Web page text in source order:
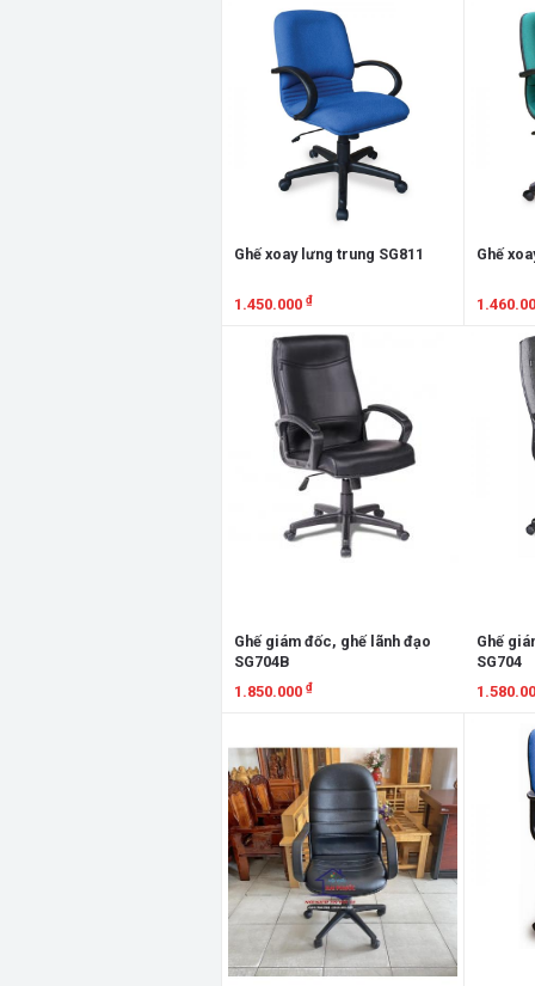
Xem chi tiết Xem
Ghế xoay lưng trung SG811
1.450.000 ₫
Xem chi tiết
Ghế
Xem
Ghế giám đốc, ghế lãnh đạo
SG704B
1.850.000 ₫
Ghế
SG704
Xem